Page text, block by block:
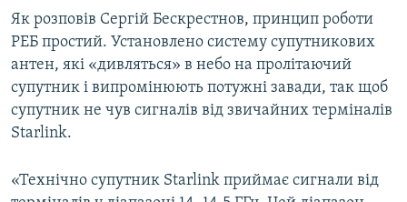
Як розповів Сергій Бескрестнов, принцип роботи
РЕБ простий. Установлено систему супутникових
антен, які «дивляться» в небо на пролітаючий
супутник і випромінюють потужні завади, так щоб
супутник не чув сигналів від звичайних терміналів
Starlink.
«Технічно супутник Starlink приймає сигнали від